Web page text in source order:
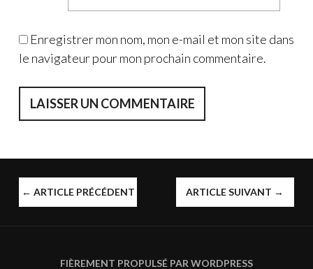
Enregistrer mon nom, mon e-mail et mon site dans
le navigateur pour mon prochain commentaire.
NAVIGATION
ARTICLES
← ARTICLE PRÉCÉDENT ARTICLE SUIVANT →
FIÈREMENT PROPULSÉ PAR WORDPRESS